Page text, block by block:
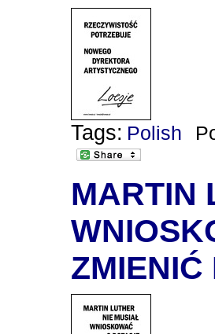
Tags: Polish
MARTIN